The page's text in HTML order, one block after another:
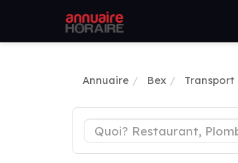
Annuaire Bex Transport